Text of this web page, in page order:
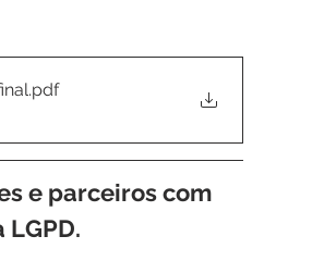
.pdf
e parceiros com